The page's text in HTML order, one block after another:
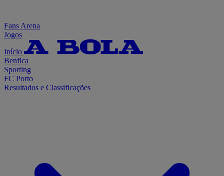
Fans Arena
Jogos
Início
Benfica
Sporting
FC Porto
Resultados e Classificações